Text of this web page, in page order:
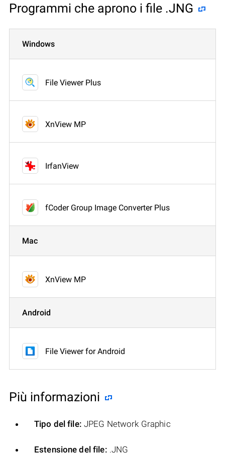
Programmi che aprono i file .JNG
Windows
File Viewer Plus
XnView MP
IrfanView
fCoder Group Image Converter Plus
Mac
XnView MP
Android
File Viewer for Android
Più informazioni
Tipo del file: JPEG Network Graphic
Estensione del file: .JNG